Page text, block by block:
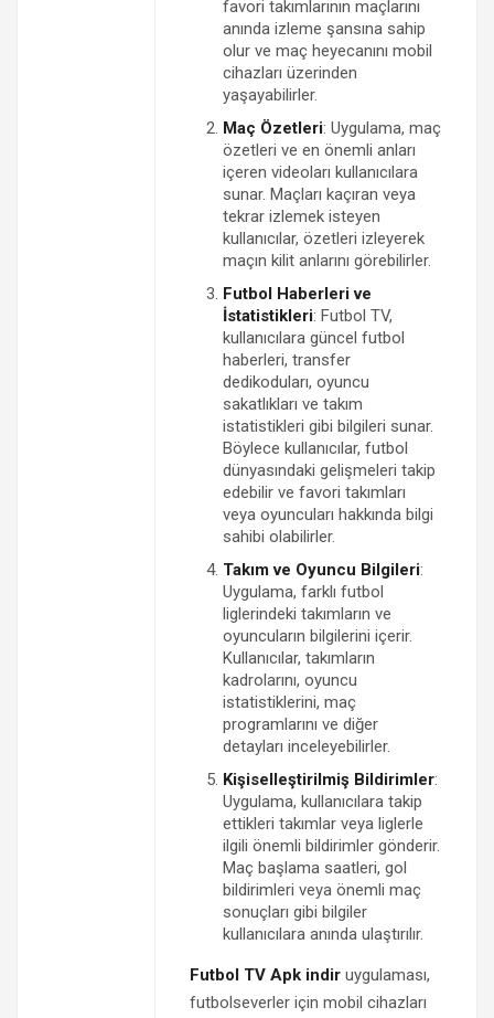
favori takımlarının maçlarını
anında izleme şansına sahip
olur ve maç heyecanını mobil
cihazları üzerinden
yaşayabilirler.
Maç Özetleri: Uygulama, maç
özetleri ve en önemli anları
içeren videoları kullanıcılara
sunar. Maçları kaçıran veya
tekrar izlemek isteyen
kullanıcılar, özetleri izleyerek
maçın kilit anlarını görebilirler.
Futbol Haberleri ve
İstatistikleri: Futbol TV,
kullanıcılara güncel futbol
haberleri, transfer
dedikoduları, oyuncu
sakatlıkları ve takım
istatistikleri gibi bilgileri sunar.
Böylece kullanıcılar, futbol
dünyasındaki gelişmeleri takip
edebilir ve favori takımları
veya oyuncuları hakkında bilgi
sahibi olabilirler.
Takım ve Oyuncu Bilgileri:
Uygulama, farklı futbol
liglerindeki takımların ve
oyuncuların bilgilerini içerir.
Kullanıcılar, takımların
kadrolarını, oyuncu
istatistiklerini, maç
programlarını ve diğer
detayları inceleyebilirler.
Kişiselleştirilmiş Bildirimler:
Uygulama, kullanıcılara takip
ettikleri takımlar veya liglerle
ilgili önemli bildirimler gönderir.
Maç başlama saatleri, gol
bildirimleri veya önemli maç
sonuçları gibi bilgiler
kullanıcılara anında ulaştırılır.
Futbol TV Apk indiruygulaması,
futbolseverler için mobil cihazları